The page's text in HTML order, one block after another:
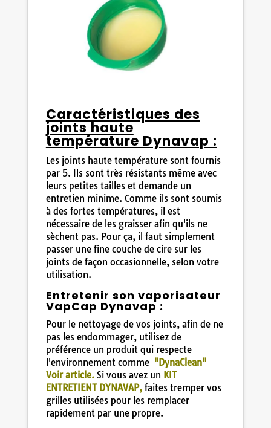
Caractéristiques des
joints haute
température Dynavap :
Les joints haute température sont fournis
par 5. Ils sont très résistants même avec
leurs petites tailles et demande un
entretien minime. Comme ils sont soumis
à des fortes températures, il est
nécessaire de les graisser afin qu'ils ne
sèchent pas. Pour ça, il faut simplement
passer une fine couche de cire sur les
joints de façon occasionnelle, selon votre
utilisation.
Entretenir son vaporisateur
VapCap Dynavap :
Pour le nettoyage de vos joints, afin de ne
pas les endommager, utilisez de
préférence un produit qui respecte
l'environnement comme "DynaClean"
Voir article.Si vous avez un KIT
ENTRETIENT DYNAVAP, faites tremper vos
grilles utilisées pour les remplacer
rapidement par une propre.